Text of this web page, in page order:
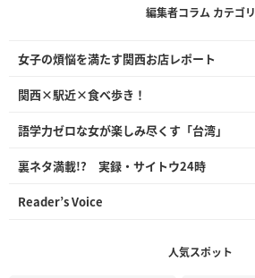
編集者コラム カテゴリ
女子の煩悩を満たす関西お店レポート
関西×駅近×食べ歩き！
語学力ゼロな女が楽しみ尽くす「台湾」
裏ネタ満載!? 実録・サイトウ24時
Reader’s Voice
人気スポット